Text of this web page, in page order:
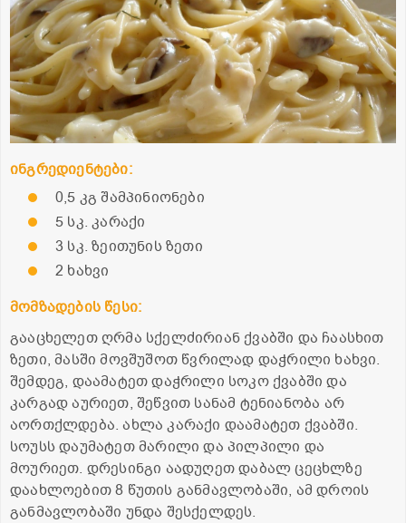
ინგრედიენტები:
0,5 კგ შამპინიონები
5 სკ. კარაქი
3 სკ. ზეითუნის ზეთი
2 ხახვი
მომზადების წესი:
გააცხელეთ ღრმა სქელძირიან ქვაბში და ჩაასხით
ზეთი, მასში მოვშუშოთ წვრილად დაჭრილი ხახვი.
შემდეგ, დაამატეთ დაჭრილი სოკო ქვაბში და
კარგად აურიეთ, შეწვით სანამ ტენიანობა არ
აორთქლდება. ახლა კარაქი დაამატეთ ქვაბში.
სოუსს დაუმატეთ მარილი და პილპილი და
მოურიეთ. დრესინგი აადუღეთ დაბალ ცეცხლზე
დაახლოებით 8 წუთის განმავლობაში, ამ დროის
განმავლობაში უნდა შესქელდეს.